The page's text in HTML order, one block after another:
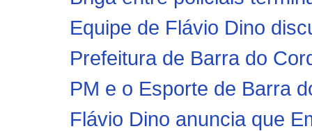
Equipe de Flávio Dino
Prefeitura de Barra do
PM e o Esporte de Barra
Flávio Dino anuncia que